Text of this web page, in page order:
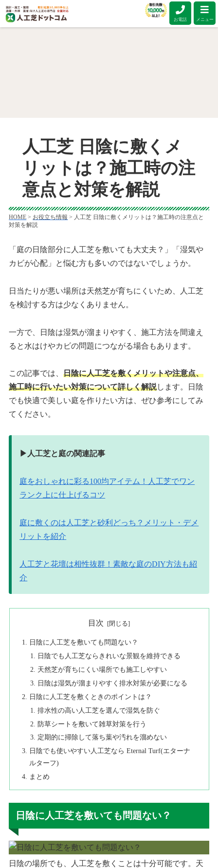
人工芝 日陰に敷くメ
リットは？施工時の注
意点と対策を解説
HOME > お役立ち情報 > 人工芝 日陰に敷くメリットは？施工時の注意点と
対策を解説
「庭の日陰部分に人工芝を敷いても大丈夫？」「湿気や
カビが心配」と悩む方も多いのではないでしょうか。
日当たりが悪い場所は天然芝が育ちにくいため、人工芝
を検討する方は少なくありません。
一方で、日陰は湿気が溜まりやすく、施工方法を間違え
ると水はけやカビの問題につながる場合もあります。
この記事では、日陰に人工芝を敷くメリットや注意点、
施工時に行いたい対策について詳しく解説します。日陰
でも快適で美しい庭を作りたい方は、ぜひ参考にしてみ
てください。
▶︎人工芝と庭の関連記事
庭をおしゃれに彩る100均アイテム！人工芝でワン
ランク上に仕上げるコツ
庭に敷くのは人工芝と砂利どっち？メリット・デメ
リットを紹介
人工芝と花壇は相性抜群！素敵な庭のDIY方法も紹
介
目次
日陰に人工芝を敷いても問題ない？
日陰でも人工芝ならきれいな景観を維持できる
天然芝が育ちにくい場所でも施工しやすい
日陰は湿気が溜まりやすく排水対策が必要になる
日陰に人工芝を敷くときのポイントは？
排水性の高い人工芝を選んで湿気を防ぐ
防草シートを敷いて雑草対策を行う
定期的に掃除して落ち葉や汚れを溜めない
日陰でも使いやすい人工芝なら Eternal Turf(エターナ
ルターフ)
まとめ
日陰に人工芝を敷いても問題ない？
日陰の場所でも、人工芝を敷くことは十分可能です。天
お電話 メニュー